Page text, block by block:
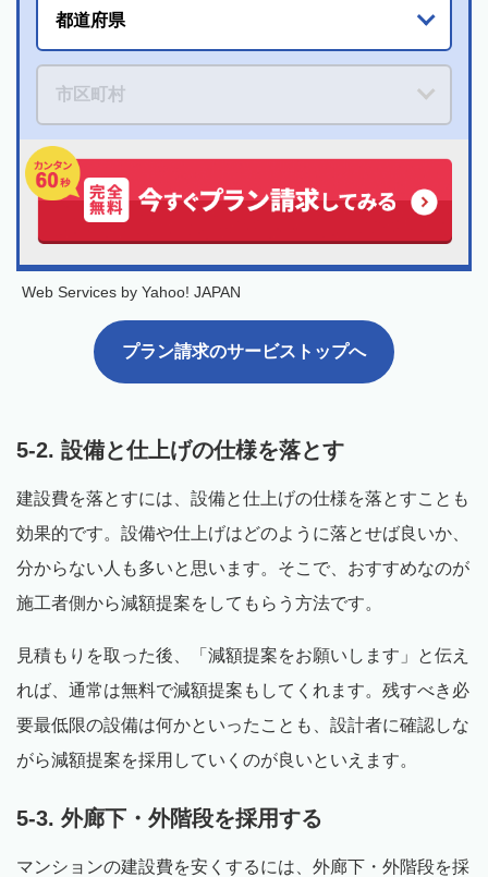
Web Services by Yahoo! JAPAN
プラン請求のサービストップへ
5-2. 設備と仕上げの仕様を落とす
建設費を落とすには、設備と仕上げの仕様を落とすことも
効果的です。設備や仕上げはどのように落とせば良いか、
分からない人も多いと思います。そこで、おすすめなのが
施工者側から減額提案をしてもらう方法です。
見積もりを取った後、「減額提案をお願いします」と伝え
れば、通常は無料で減額提案もしてくれます。残すべき必
要最低限の設備は何かといったことも、設計者に確認しな
がら減額提案を採用していくのが良いといえます。
5-3. 外廊下・外階段を採用する
マンションの建設費を安くするには、外廊下・外階段を採